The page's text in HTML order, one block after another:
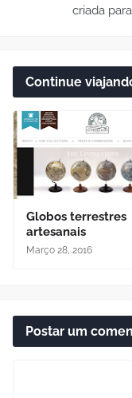
criada
Continue
Globos terrestres
artesanais
Março 28, 2016
Postar um